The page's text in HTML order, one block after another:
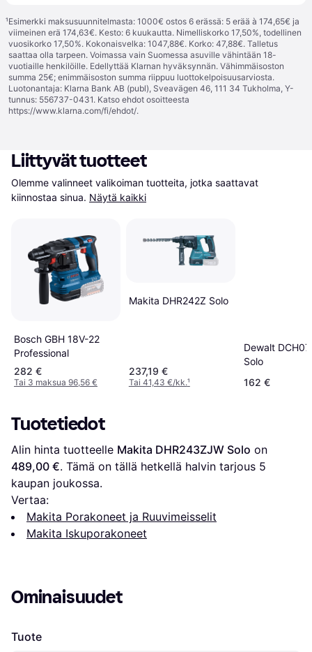
¹Esimerkki maksusuunnitelmasta: 1000€ ostos 6 erässä: 5 erää à 174,65€ ja
viimeinen erä 174,63€. Kesto: 6 kuukautta. Nimelliskorko 17,50%, todellinen
vuosikorko 17,50%. Kokonaisvelka: 1047,88€. Korko: 47,88€. Talletus
saattaa olla tarpeen. Voimassa vain Suomessa asuville vähintään 18-
vuotiaille henkilöille. Edellyttää Klarnan hyväksynnän. Vähimmäisoston
summa 25€; enimmäisoston summa riippuu luottokelpoisuusarviosta.
Luotonantaja: Klarna Bank AB (publ), Sveavägen 46, 111 34 Tukholma, Y-
tunnus: 556737-0431. Katso ehdot osoitteesta
https://www.klarna.com/fi/ehdot/.
Liittyvät tuotteet
Olemme valinneet valikoiman tuotteita, jotka saattavat
kiinnostaa sinua. Näytä kaikki
Bosch GBH 18V-22
Professional
282 €
Tai 3 maksua 96,56 €
Makita DHR242Z Solo
237,19 €
Tai 41,43 €/kk.¹
Dewalt
Solo
162 €
Tuotetiedot
Alin hinta tuotteelle Makita DHR243ZJW Solo
489,00 €. Tämä on tällä hetkellä halvin tarjous 5
kaupan joukossa.
Vertaa:
Makita Porakoneet ja Ruuvimeisselit
Makita Iskuporakoneet
Ominaisuudet
Tuote